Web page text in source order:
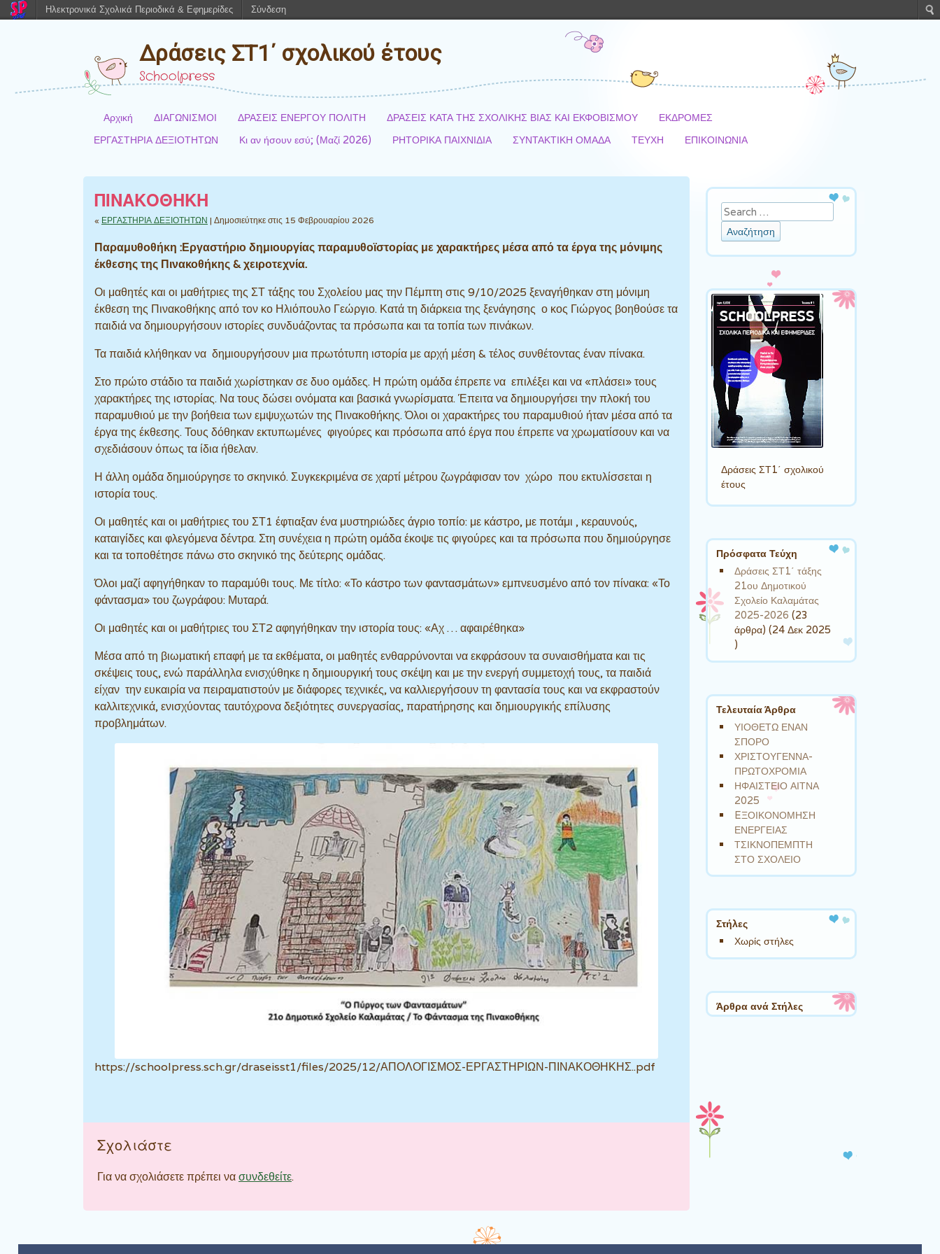
Δράσεις ΣΤ1΄ σχολικού έτους
Schoolpress
Αρχική ΔΙΑΓΩΝΙΣΜΟΙ ΔΡΑΣΕΙΣ ΕΝΕΡΓΟΥ ΠΟΛΙΤΗ ΔΡΑΣΕΙΣ ΚΑΤΑ ΤΗΣ ΣΧΟΛΙΚΗΣ ΒΙΑΣ ΚΑΙ ΕΚΦΟΒΙΣΜΟΥ
ΕΚΔΡΟΜΕΣ
ΕΡΓΑΣΤΗΡΙΑ ΔΕΞΙΟΤΗΤΩΝ
Κι αν ήσουν εσύ; (Μαζί 2026) ΡΗΤΟΡΙΚΑ ΠΑΙΧΝΙΔΙΑ ΣΥΝΤΑΚΤΙΚΗ ΟΜΑΔΑ ΤΕΥΧΗ ΕΠΙΚΟΙΝΩΝΙΑ
ΠΙΝΑΚΟΘΗΚΗ
« ΕΡΓΑΣΤΗΡΙΑ ΔΕΞΙΟΤΗΤΩΝ | Δημοσιεύτηκε στις 15 Φεβρουαρίου 2026
Παραμυθοθήκη :Εργαστήριο δημιουργίας παραμυθοϊστορίας με χαρακτήρες μέσα από τα έργα της μόνιμης
έκθεσης της Πινακοθήκης & χειροτεχνία.
Οι μαθητές και οι μαθήτριες της ΣΤ τάξης του Σχολείου μας την Πέμπτη στις 9/10/2025 ξεναγήθηκαν στη μόνιμη
έκθεση της Πινακοθήκης από τον κο Ηλιόπουλο Γεώργιο. Κατά τη διάρκεια της ξενάγησης ο κος Γιώργος βοηθούσε τα
παιδιά να δημιουργήσουν ιστορίες συνδυάζοντας τα πρόσωπα και τα τοπία των πινάκων.
Τα παιδιά κλήθηκαν να δημιουργήσουν μια πρωτότυπη ιστορία με αρχή μέση & τέλος συνθέτοντας έναν πίνακα.
Στο πρώτο στάδιο τα παιδιά χωρίστηκαν σε δυο ομάδες. Η πρώτη ομάδα έπρεπε να επιλέξει και να «πλάσει» τους
χαρακτήρες της ιστορίας. Να τους δώσει ονόματα και βασικά γνωρίσματα. Έπειτα να δημιουργήσει την πλοκή του
παραμυθιού με την βοήθεια των εμψυχωτών της Πινακοθήκης. Όλοι οι χαρακτήρες του παραμυθιού ήταν μέσα από τα
έργα της έκθεσης. Τους δόθηκαν εκτυπωμένες φιγούρες και πρόσωπα από έργα που έπρεπε να χρωματίσουν και να
σχεδιάσουν όπως τα ίδια ήθελαν.
Η άλλη ομάδα δημιούργησε το σκηνικό. Συγκεκριμένα σε χαρτί μέτρου ζωγράφισαν τον χώρο που εκτυλίσσεται η
ιστορία τους.
Οι μαθητές και οι μαθήτριες του ΣΤ1 έφτιαξαν ένα μυστηριώδες άγριο τοπίο: με κάστρο, με ποτάμι , κεραυνούς,
καταιγίδες και φλεγόμενα δέντρα. Στη συνέχεια η πρώτη ομάδα έκοψε τις φιγούρες και τα πρόσωπα που δημιούργησε
και τα τοποθέτησε πάνω στο σκηνικό της δεύτερης ομάδας.
Όλοι μαζί αφηγήθηκαν το παραμύθι τους. Με τίτλο: «Το κάστρο των φαντασμάτων» εμπνευσμένο από τον πίνακα: «Το
φάντασμα» του ζωγράφου: Μυταρά.
Οι μαθητές και οι μαθήτριες του ΣΤ2 αφηγήθηκαν την ιστορία τους: «Αχ … αφαιρέθηκα»
Μέσα από τη βιωματική επαφή με τα εκθέματα, οι μαθητές ενθαρρύνονται να εκφράσουν τα συναισθήματα και τις
σκέψεις τους, ενώ παράλληλα ενισχύθηκε η δημιουργική τους σκέψη και με την ενεργή συμμετοχή τους, τα παιδιά
είχαν την ευκαιρία να πειραματιστούν με διάφορες τεχνικές, να καλλιεργήσουν τη φαντασία τους και να εκφραστούν
καλλιτεχνικά, ενισχύοντας ταυτόχρονα δεξιότητες συνεργασίας, παρατήρησης και δημιουργικής επίλυσης
προβλημάτων.
https://schoolpress.sch.gr/draseisst1/files/2025/12/ΑΠΟΛΟΓΙΣΜΟΣ-ΕΡΓΑΣΤΗΡΙΩΝ-ΠΙΝΑΚΟΘΗΚΗΣ..pdf
Σχολιάστε
Για να σχολιάσετε πρέπει νασυνδεθείτε.
Αναζήτηση
Δράσεις ΣΤ1΄ σχολικού
έτους
Πρόσφατα Τεύχη
Δράσεις ΣΤ1΄ τάξης
21ου Δημοτικού
Σχολείο Καλαμάτας
2025-2026 (23
άρθρα) (24 Δεκ 2025
)
Τελευταία Άρθρα
ΥΙΟΘΕΤΩ ΕΝΑΝ
ΣΠΟΡΟ
ΧΡΙΣΤΟΥΓΕΝΝΑ-
ΠΡΩΤΟΧΡΟΜΙΑ
ΗΦΑΙΣΤΕΙΟ ΑΙΤΝΑ
2025
EΞΟΙΚΟΝΟΜΗΣΗ
ΕΝΕΡΓΕΙΑΣ
ΤΣΙΚΝΟΠΕΜΠΤΗ
ΣΤΟ ΣΧΟΛΕΙΟ
Στήλες
Χωρίς στήλες
Άρθρα ανά Στήλες
Ηλεκτρονικά Σχολικά Περιοδικά & Εφημερίδες Σύνδεση